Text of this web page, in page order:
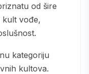
od šire
kult vođe,
kultova.